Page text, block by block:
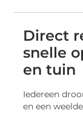
Direct
snelle
en tuin
Iedereen
en een